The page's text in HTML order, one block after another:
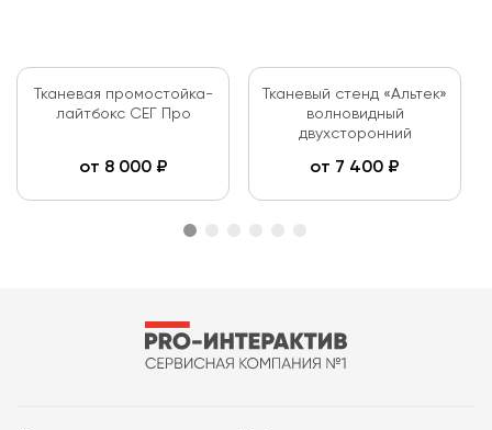
Тканевая промостойка-
лайтбокс СЕГ Про
от 8 000₽
Тканевый стенд «Альтек»
волновидный
двухсторонний
от 7 400 ₽